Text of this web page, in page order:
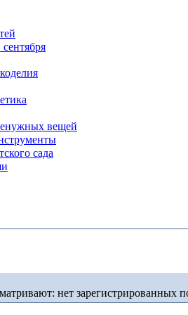
вещей
сада
нет зарегистрированных